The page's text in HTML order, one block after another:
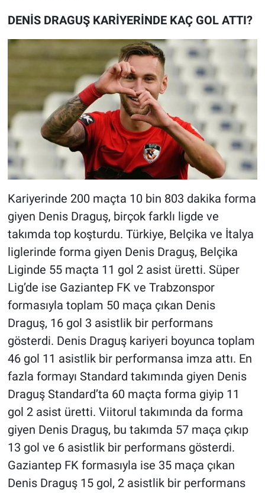
DENİS DRAGUŞ KARİYERİNDE KAÇ GOL ATTI?
Kariyerinde 200 maçta 10 bin 803 dakika forma
giyen Denis Draguş, birçok farklı ligde ve
takımda top koşturdu. Türkiye, Belçika ve İtalya
liglerinde forma giyen Denis Draguş, Belçika
Liginde 55 maçta 11 gol 2 asist üretti. Süper
Lig’de ise Gaziantep FK ve Trabzonspor
formasıyla toplam 50 maça çıkan Denis
Draguş, 16 gol 3 asistlik bir performans
gösterdi. Denis Draguş kariyeri boyunca toplam
46 gol 11 asistlik bir performansa imza attı. En
fazla formayı Standard takımında giyen Denis
Draguş Standard’ta 60 maçta forma giyip 11
gol 2 asist üretti. Viitorul takımında da forma
giyen Denis Draguş, bu takımda 57 maça çıkıp
13 gol ve 6 asistlik bir performans gösterdi.
Gaziantep FK formasıyla ise 35 maça çıkan
Denis Draguş 15 gol, 2 asistlik bir performans